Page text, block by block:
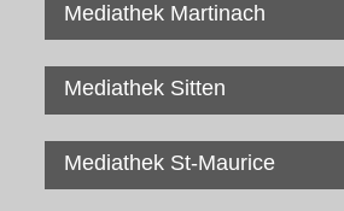
Mediathek Martinach
Mediathek Sitten
Mediathek St-Maurice